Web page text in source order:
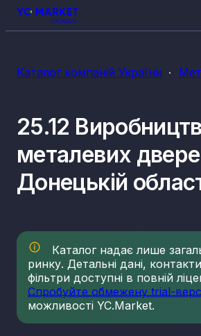
Каталог компаній України
25.12
металевих
Донецькій
Каталог надає лише
ринку. Детальні дані,
фільтри доступні в повній
Спробуйте обмежену trial-
можливості YC.Market.